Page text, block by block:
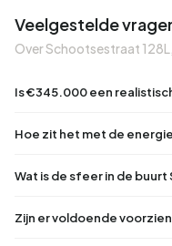
Veelgestelde
Over Schootsestraat
Is €345.000 een
Hoe zit het met de
Wat is de sfeer in de buurt
Zijn er voldoende